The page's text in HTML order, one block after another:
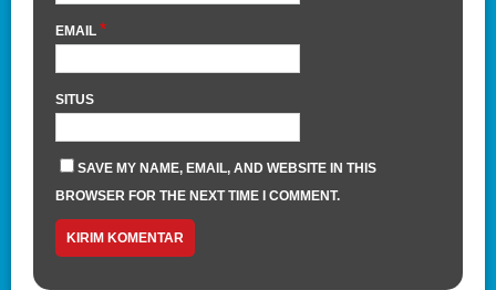
EMAIL *
SITUS
SAVE MY NAME, EMAIL, AND WEBSITE IN THIS
BROWSER FOR THE NEXT TIME I COMMENT.